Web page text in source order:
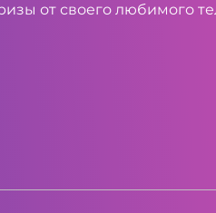
от своего любимого